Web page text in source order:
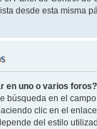
desde esta misma
en uno o varios foros?
búsqueda en el
clic en el
del estilo